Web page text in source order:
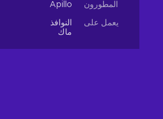
المطورون
Apillo
يعمل على
النوافذ
ماك